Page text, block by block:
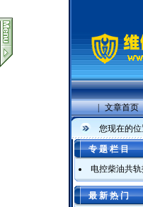
| 文章首页
您现在的位
专 题 栏 目
电控柴油共
最 新 热 门